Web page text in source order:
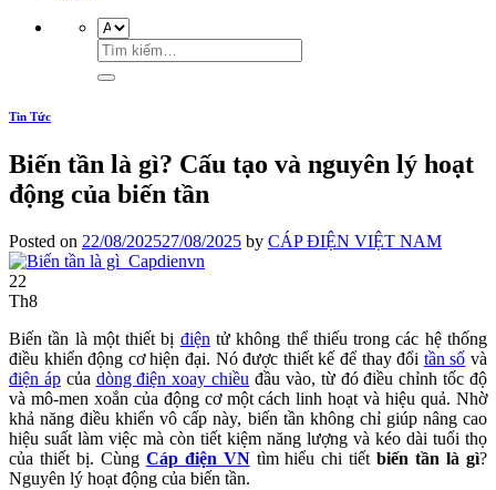
Tin Tức
Biến tần là gì? Cấu tạo và nguyên lý hoạt
động của biến tần
Posted on 22/08/202527/08/2025 by CÁP ĐIỆN VIỆT NAM
22
Th8
Biến tần là một thiết bị điện tử không thể thiếu trong các hệ thống
điều khiển động cơ hiện đại. Nó được thiết kế để thay đổi tần số và
điện ápcủa dòng điện xoay chiều đầu vào, từ đó điều chỉnh tốc độ
và mô-men xoắn của động cơ một cách linh hoạt và hiệu quả. Nhờ
khả năng điều khiển vô cấp này, biến tần không chỉ giúp nâng cao
hiệu suất làm việc mà còn tiết kiệm năng lượng và kéo dài tuổi thọ
của thiết bị. Cùng Cáp điện VNtìm hiểu chi tiếtbiến tần là gì?
Nguyên lý hoạt động của biến tần.